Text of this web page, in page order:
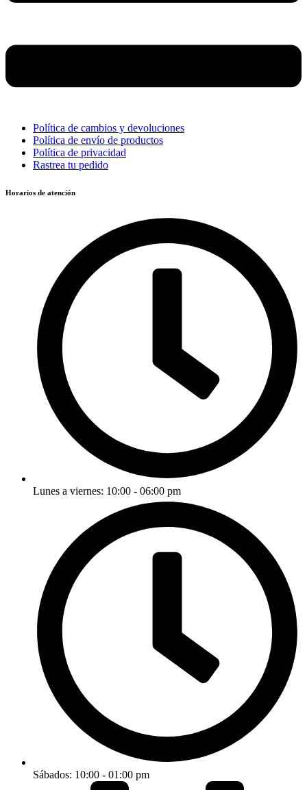
Política de cambios y devoluciones
Política de envío de productos
Política de privacidad
Rastrea tu pedido
Horarios de atención
Lunes a viernes: 10:00 - 06:00 pm
Sábados: 10:00 - 01:00 pm